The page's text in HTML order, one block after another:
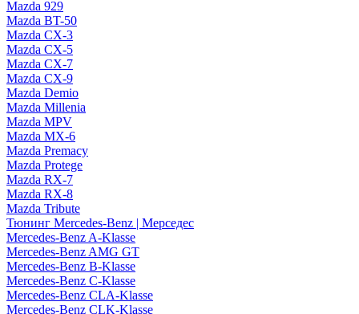
Mazda 929
Mazda BT-50
Mazda CX-3
Mazda CX-5
Mazda CX-7
Mazda CX-9
Mazda Demio
Mazda Millenia
Mazda MPV
Mazda MX-6
Mazda Premacy
Mazda Protege
Mazda RX-7
Mazda RX-8
Mazda Tribute
Тюнинг Mercedes-Benz | Мерседес
Mercedes-Benz A-Klasse
Mercedes-Benz AMG GT
Mercedes-Benz B-Klasse
Mercedes-Benz C-Klasse
Mercedes-Benz CLA-Klasse
Mercedes-Benz CLK-Klasse